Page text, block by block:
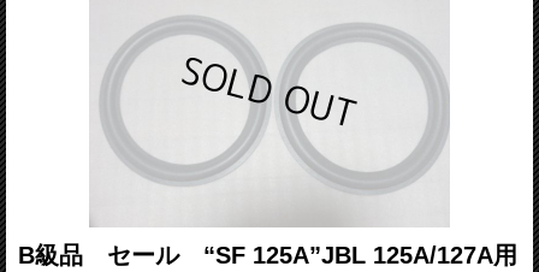
B級品 セール “SF 125A”JBL 125A/127A用